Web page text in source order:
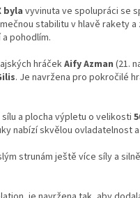
byla vyvinuta ve spolupráci se
stabilitu v hlavě rakety
pohodlím.
hráčekAify Azman (21.
. Je navržena pro pokročilé
a plocha výpletu o velikosti
nabízí skvělou ovladatelnost
strunám ještě více síly a